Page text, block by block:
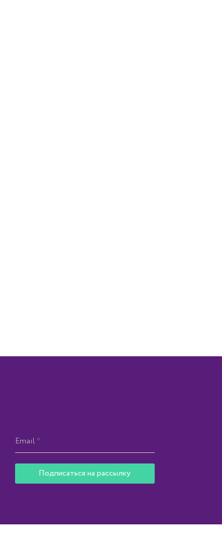
Подписаться на рассылку